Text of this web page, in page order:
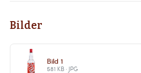
Bilder
Bild 1
581 KB · JPG